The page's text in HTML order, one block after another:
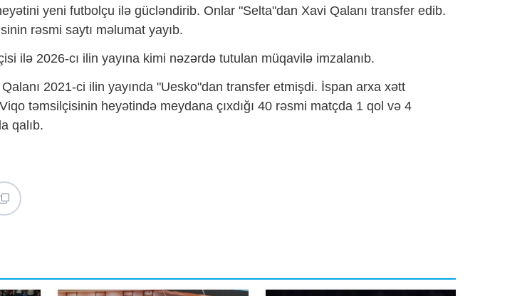
yeni futbolçu ilə gücləndirib. Onlar "Selta"dan Xavi Qalanı transfer edib.
rəsmi saytı məlumat yayıb.
ilə 2026-cı ilin yayına kimi nəzərdə tutulan müqavilə imzalanıb.
2021-ci ilin yayında "Uesko"dan transfer etmişdi. İspan arxa xətt
təmsilçisinin heyətində meydana çıxdığı 40 rəsmi matçda 1 qol və 4
qalıb.